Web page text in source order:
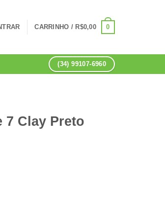
CARRINHO / R$0,00 0
(34) 99107-6960
7 Clay Preto